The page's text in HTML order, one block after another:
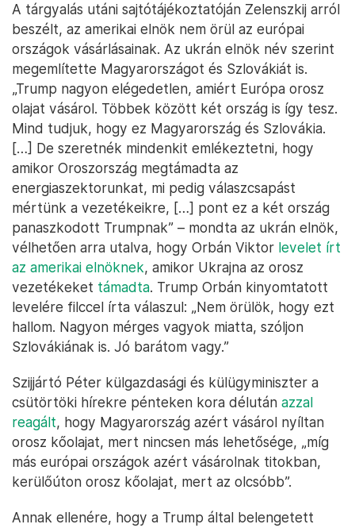
A tárgyalás utáni sajtótájékoztatóján Zelenszkij arról
beszélt, az amerikai elnök nem örül az európai
országok vásárlásainak. Az ukrán elnök név szerint
megemlítette Magyarországot és Szlovákiát is.
„Trump nagyon elégedetlen, amiért Európa orosz
olajat vásárol. Többek között két ország is így tesz.
Mind tudjuk, hogy ez Magyarország és Szlovákia.
[…] De szeretnék mindenkit emlékeztetni, hogy
amikor Oroszország megtámadta az
energiaszektorunkat, mi pedig válaszcsapást
mértünk a vezetékeikre, […] pont ez a két ország
panaszkodott Trumpnak” – mondta az ukrán elnök,
vélhetően arra utalva, hogy Orbán Viktor levelet írt
az amerikai elnöknek, amikor Ukrajna az orosz
vezetékeket támadta. Trump Orbán kinyomtatott
levelére filccel írta válaszul: „Nem örülök, hogy ezt
hallom. Nagyon mérges vagyok miatta, szóljon
Szlovákiának is. Jó barátom vagy.”
Szijjártó Péter külgazdasági és külügyminiszter a
csütörtöki hírekre pénteken kora délután azzal
reagált, hogy Magyarország azért vásárol nyíltan
orosz kőolajat, mert nincsen más lehetősége, „míg
más európai országok azért vásárolnak titokban,
kerülőúton orosz kőolajat, mert az olcsóbb”.
Annak ellenére, hogy a Trump által belengetett